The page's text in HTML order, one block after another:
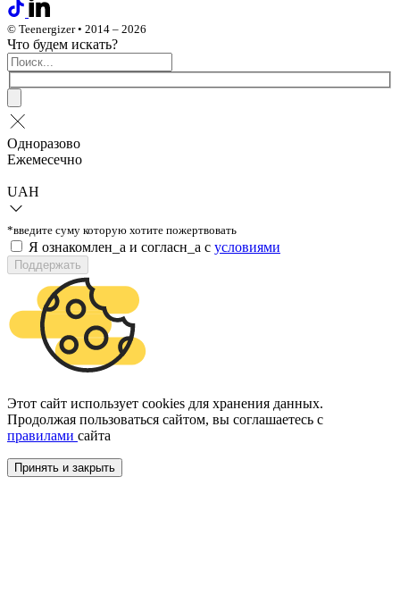
© Teenergizer • 2014 – 2026
Что будем искать?
Одноразово
Ежемесечно
UAH
*введите суму которую хотите пожертвовать
Я ознакомлен_а и согласн_а c условиями
Поддержать
Этот сайт использует cookies для хранения данных.
Продолжая пользоваться сайтом, вы соглашаетесь с
правилами сайта
Принять и закрыть